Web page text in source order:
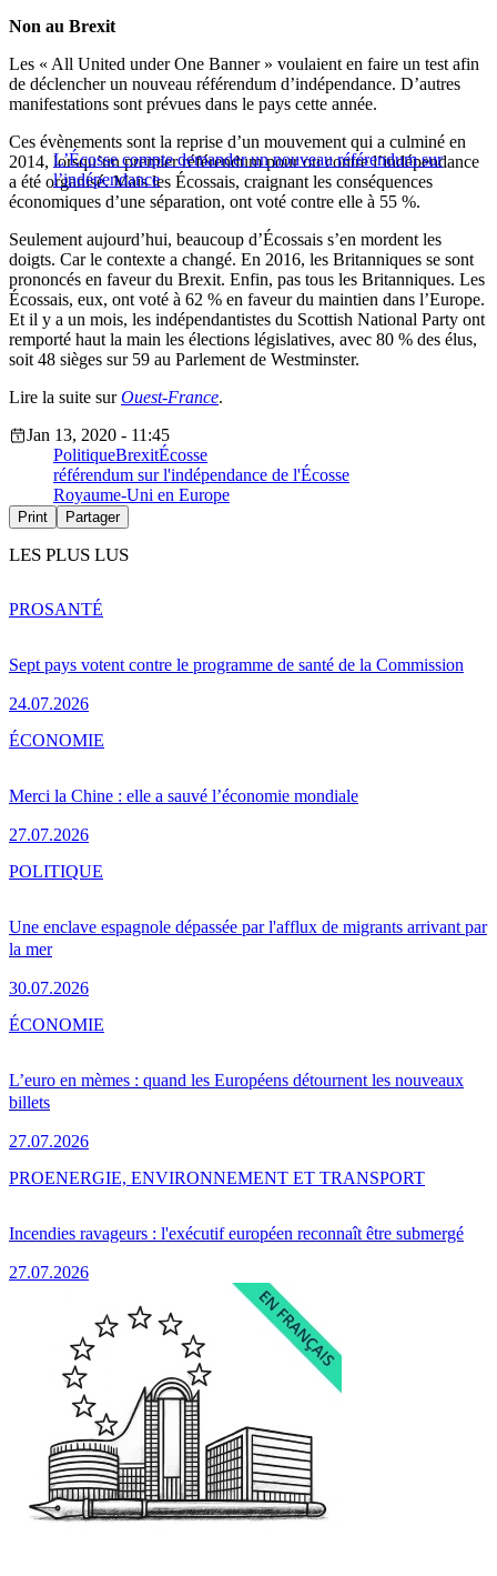
Non au Brexit
Les « All United under One Banner » voulaient en faire un test afin
de déclencher un nouveau référendum d’indépendance. D’autres
manifestations sont prévues dans le pays cette année.
L’Écosse compte demander un nouveau référendum sur
l’indépendance
Ces évènements sont la reprise d’un mouvement qui a culminé en
2014, lorsqu’un premier référendum pour ou contre l’indépendance
a été organisé. Mais les Écossais, craignant les conséquences
économiques d’une séparation, ont voté contre elle à 55 %.
Seulement aujourd’hui, beaucoup d’Écossais s’en mordent les
doigts. Car le contexte a changé. En 2016, les Britanniques se sont
prononcés en faveur du Brexit. Enfin, pas tous les Britanniques. Les
Écossais, eux, ont voté à 62 % en faveur du maintien dans l’Europe.
Et il y a un mois, les indépendantistes du Scottish National Party ont
remporté haut la main les élections législatives, avec 80 % des élus,
soit 48 sièges sur 59 au Parlement de Westminster.
Lire la suite surOuest-France.
Jan 13, 2020 - 11:45
PolitiqueBrexitÉcosse
référendum sur l'indépendance de l'Écosse
Royaume-Uni en Europe
Print Partager
LES PLUS LUS
Sept pays votent contre le programme de santé de la Commission
24.07.2026
PROSANTÉ
Merci la Chine : elle a sauvé l’économie mondiale
27.07.2026
ÉCONOMIE
Une enclave espagnole dépassée par l'afflux de migrants arrivant par
la mer
30.07.2026
POLITIQUE
L’euro en mèmes : quand les Européens détournent les nouveaux
billets
27.07.2026
ÉCONOMIE
Incendies ravageurs : l'exécutif européen reconnaît être submergé
27.07.2026
PROENERGIE, ENVIRONNEMENT ET TRANSPORT